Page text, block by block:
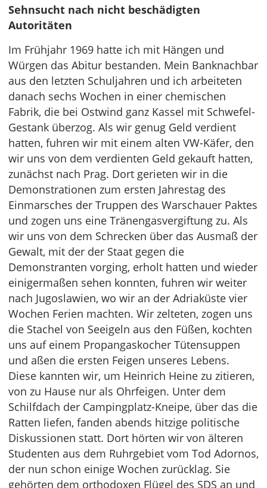
Sehnsucht nach nicht beschädigten
Autoritäten
Im Frühjahr 1969 hatte ich mit Hängen und
Würgen das Abitur bestanden. Mein Banknachbar
aus den letzten Schuljahren und ich arbeiteten
danach sechs Wochen in einer chemischen
Fabrik, die bei Ostwind ganz Kassel mit Schwefel-
Gestank überzog. Als wir genug Geld verdient
hatten, fuhren wir mit einem alten VW-Käfer, den
wir uns von dem verdienten Geld gekauft hatten,
zunächst nach Prag. Dort gerieten wir in die
Demonstrationen zum ersten Jahrestag des
Einmarsches der Truppen des Warschauer Paktes
und zogen uns eine Tränengasvergiftung zu. Als
wir uns von dem Schrecken über das Ausmaß der
Gewalt, mit der der Staat gegen die
Demonstranten vorging, erholt hatten und wieder
einigermaßen sehen konnten, fuhren wir weiter
nach Jugoslawien, wo wir an der Adriaküste vier
Wochen Ferien machten. Wir zelteten, zogen uns
die Stachel von Seeigeln aus den Füßen, kochten
uns auf einem Propangaskocher Tütensuppen
und aßen die ersten Feigen unseres Lebens.
Diese kannten wir, um Heinrich Heine zu zitieren,
von zu Hause nur als Ohrfeigen. Unter dem
Schilfdach der Campingplatz-Kneipe, über das die
Ratten liefen, fanden abends hitzige politische
Diskussionen statt. Dort hörten wir von älteren
Studenten aus dem Ruhrgebiet vom Tod Adornos,
der nun schon einige Wochen zurücklag. Sie
gehörten dem orthodoxen Flügel des SDS an und